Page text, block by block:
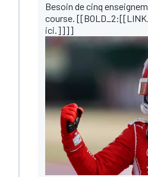
Besoin de cinq
course.
ici.]]]]